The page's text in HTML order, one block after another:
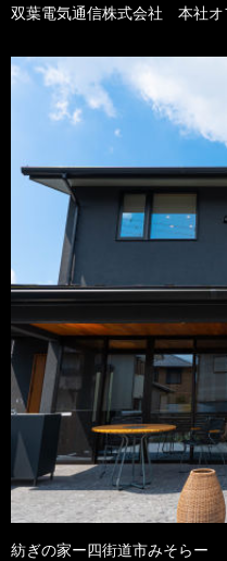
双葉電気通信株式会社 本社オ
紡ぎの家ー四街道市みそらー